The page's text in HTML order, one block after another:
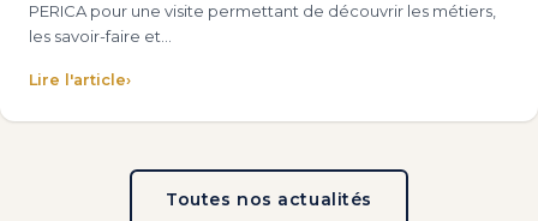
PERICA pour une visite permettant de découvrir les métiers,
les savoir-faire et…
Lire l'article›
Toutes nos actualités